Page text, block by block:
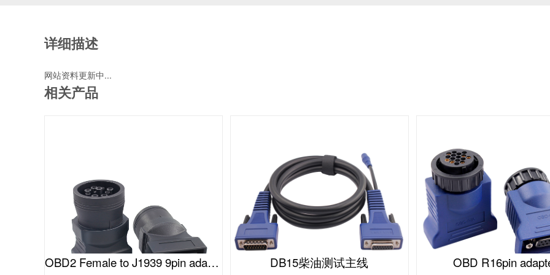
详细描述
网站资料更新中...
相关产品
OBD2 Female to J1939 9pin adapter DB15柴油测试主线 OBD R16pin